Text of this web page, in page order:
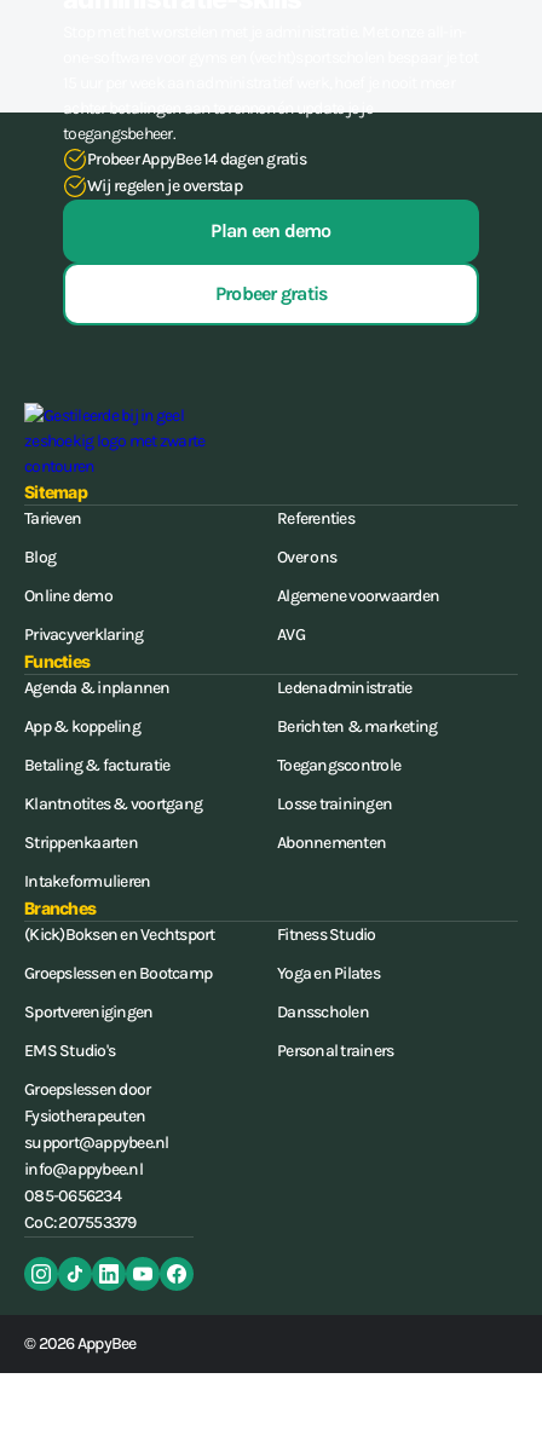
achter betalingen aan te rennen én update je je
toegangsbeheer.
Probeer AppyBee 14 dagen gratis
Wij regelen je overstap
Plan een demo
Probeer gratis
Sitemap
Tarieven
Referenties
Blog
Over ons
Online demo
Algemene voorwaarden
Privacyverklaring
AVG
Functies
Agenda & inplannen
Ledenadministratie
App & koppeling
Berichten & marketing
Betaling & facturatie
Toegangscontrole
Klantnotites & voortgang
Losse trainingen
Strippenkaarten
Abonnementen
Intakeformulieren
Branches
(Kick)Boksen en Vechtsport
Fitness Studio
Groepslessen en Bootcamp
Yoga en Pilates
Sportverenigingen
Dansscholen
EMS Studio's
Personal trainers
Groepslessen door
Fysiotherapeuten
support@appybee.nl
info@appybee.nl
085-0656234
CoC: 207553379
© 2026 AppyBee